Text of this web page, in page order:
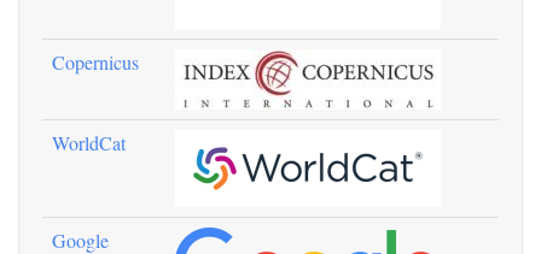
Copernicus
WorldCat
Google